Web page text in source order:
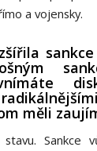
a vojensky.
měli
Sankce